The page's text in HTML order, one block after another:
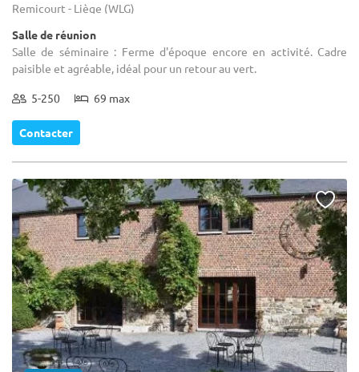
Remicourt - Liège (WLG)
Salle de réunion
Salle de séminaire : Ferme d'époque encore en activité. Cadre
paisible et agréable, idéal pour un retour au vert.
5-250 69 max
Contacter